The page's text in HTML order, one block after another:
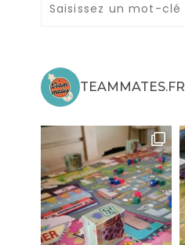
TEAMMATES.FR